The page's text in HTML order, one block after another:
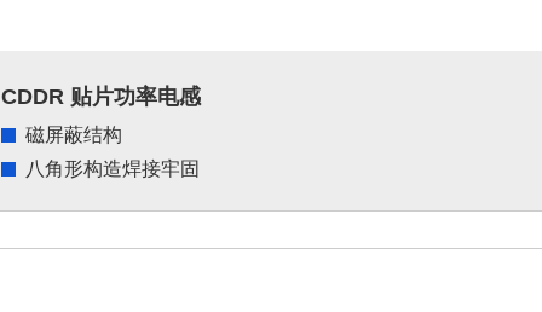
CDDR 贴片功率电感
磁屏蔽结构
八角形构造焊接牢固